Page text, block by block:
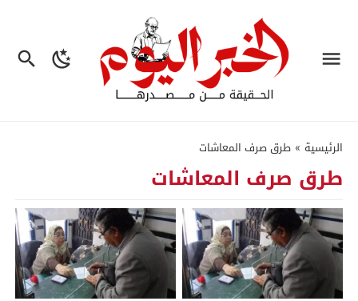
الرئيسية » طرق صرف المعاشات
طرق صرف المعاشات